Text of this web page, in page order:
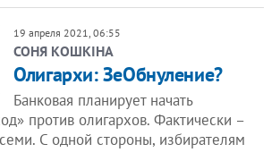
19 апреля 2021, 06:55
СОНЯ КОШКІНА
Олигархи: ЗеОбнуление?
Банковая планирует начать
против олигархов. Фактически –
С одной стороны, избирателям